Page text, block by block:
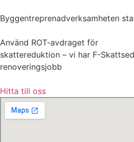
Byggentreprenadverksamheten
Använd ROT-avdraget för
skattereduktion – vi har F-
renoveringsjobb
Hitta till oss